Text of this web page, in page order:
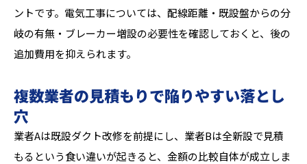
ントです。電気工事については、配線距離・既設盤からの分
岐の有無・ブレーカー増設の必要性を確認しておくと、後の
追加費用を抑えられます。
複数業者の見積もりで陥りやすい落とし
穴
業者Aは既設ダクト改修を前提にし、業者Bは全新設で見積
もるという食い違いが起きると、金額の比較自体が成立しま